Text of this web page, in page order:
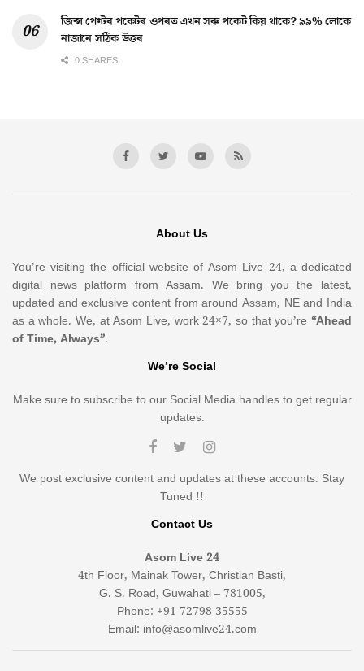
জিন্স পেণ্টৰ পকেটৰ ওপৰত এখন সৰু পকেট কিয় থাকে? ৯৯% লোকে
নাজানে সঠিক উত্তৰ
0 SHARES
About Us
You’re visiting the official website of Asom Live 24, a dedicated
digital news platform from Assam. We bring you the latest,
updated and exclusive content from around Assam, NE and India
as a whole. We, at Asom Live, work 24×7, so that you’re “Ahead
of Time, Always”.
We’re Social
Make sure to subscribe to our Social Media handles to get regular
updates.
We post exclusive content and updates at these accounts. Stay
Tuned !!
Contact Us
Asom Live 24
4th Floor, Mainak Tower, Christian Basti,
G. S. Road, Guwahati – 781005,
Phone: +91 72798 35555
Email: info@asomlive24.com